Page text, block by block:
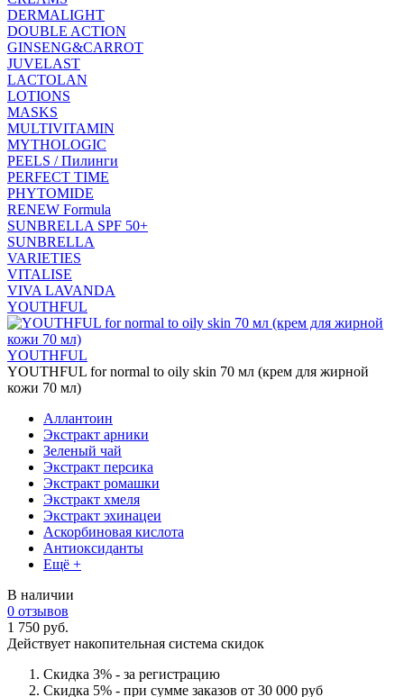
DERMALIGHT
DOUBLE ACTION
GINSENG&CARROT
JUVELAST
LACTOLAN
LOTIONS
MASKS
MULTIVITAMIN
MYTHOLOGIC
PEELS / Пилинги
PERFECT TIME
PHYTOMIDE
RENEW Formula
SUNBRELLA SPF 50+
SUNBRELLA
VARIETIES
VITALISE
VIVA LAVANDA
YOUTHFUL
YOUTHFUL
YOUTHFUL for normal to oily skin 70 мл (крем для жирной
кожи 70 мл)
Аллантоин
Экстракт арники
Зеленый чай
Экстракт персика
Экстракт ромашки
Экстракт хмеля
Экстракт эхинацеи
Аскорбиновая кислота
Антиоксиданты
Ещё +
В наличии
0 отзывов
1 750 руб.
Действует накопительная система скидок
Скидка 3% - за регистрацию
Скидка 5% - при сумме заказов от 30 000 руб